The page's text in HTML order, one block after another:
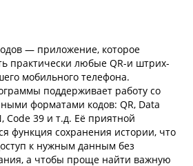
— приложение, которое
практически любые QR-и штрих-
мобильного телефона.
поддерживает работу со
форматами кодов: QR, Data
Code 39 и т.д. Её приятной
функция сохранения истории, что
к нужным данным без
а чтобы проще найти важную